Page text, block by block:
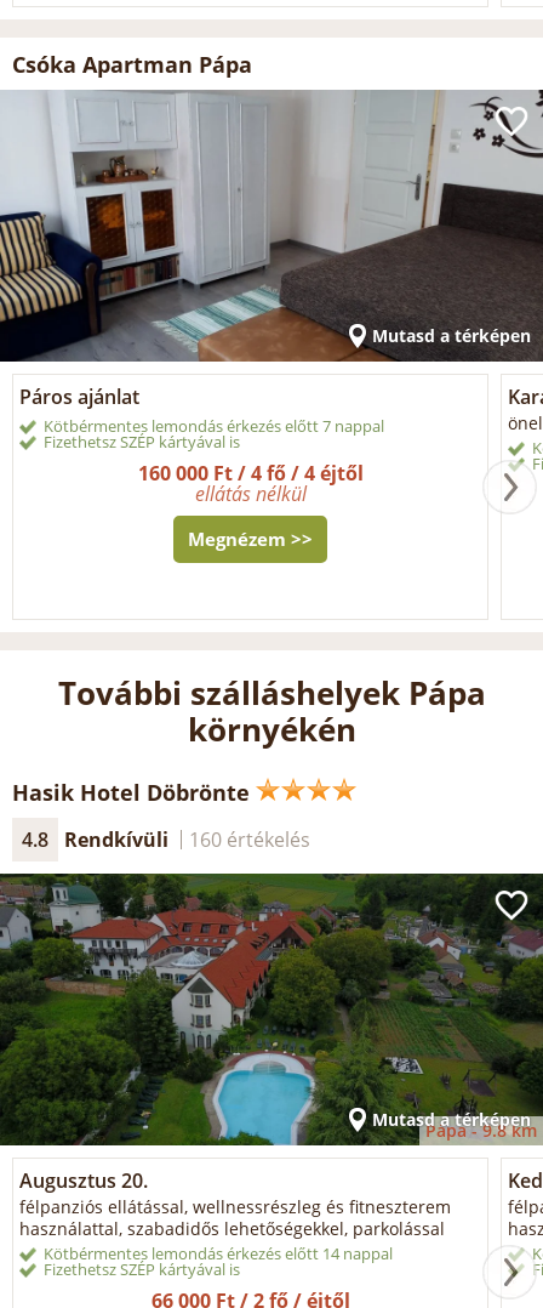
Csóka Apartman Pápa
Mutasd a térképen
Páros ajánlat
Kötbérmentes lemondás érkezés előtt 7 nappal
Fizethetsz SZÉP kártyával is
160 000 Ft / 4 fő / 4 éjtől
ellátás nélkül
Megnézem >>
További szálláshelyek Pápa
környékén
Hasik Hotel Döbrönte
4.8 Rendkívüli 160 értékelés
Mutasd a térképen
Pápa -9.8 km
Augusztus 20.
félpanziós ellátással, wellnessrészleg és fitneszterem
használattal, szabadidős lehetőségekkel, parkolással
Kötbérmentes lemondás érkezés előtt 14 nappal
Fizethetsz SZÉP kártyával is
66 000 Ft / 2 fő / éjtől